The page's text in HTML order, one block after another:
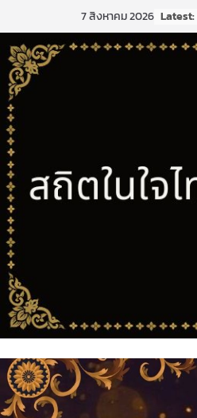
to
content
7 สิงหาคม 2026 Latest: